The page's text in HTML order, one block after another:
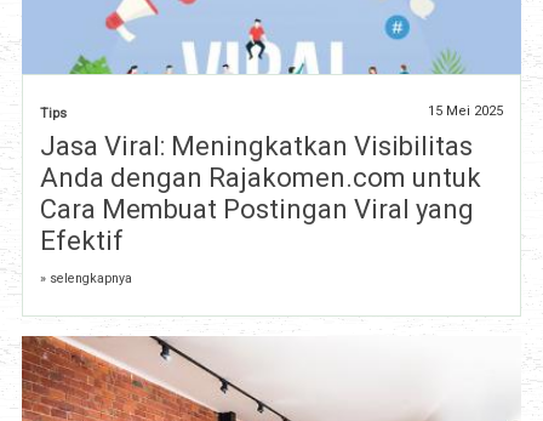
Tips 15 Mei 2025
Jasa Viral: Meningkatkan Visibilitas
Anda dengan Rajakomen.com untuk
Cara Membuat Postingan Viral yang
Efektif
» selengkapnya